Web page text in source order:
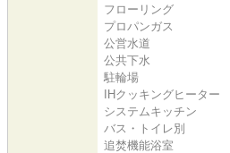
フローリング
プロパンガス
公営水道
公共下水
駐輪場
IHクッキングヒーター
システムキッチン
バス・トイレ別
追焚機能浴室